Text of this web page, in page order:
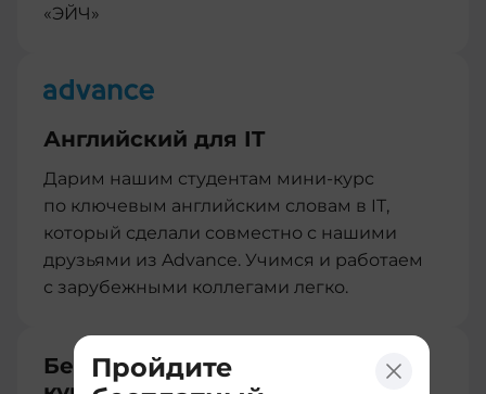
Пройдите
«ЭЙЧ»
Английский для IT
Дарим нашим студентам мини-курс
по ключевым английским словам в IT,
который сделали совместно с нашими
друзьями из Advance. Учимся и работаем
с зарубежными коллегами легко.
Бесплатный перевод между